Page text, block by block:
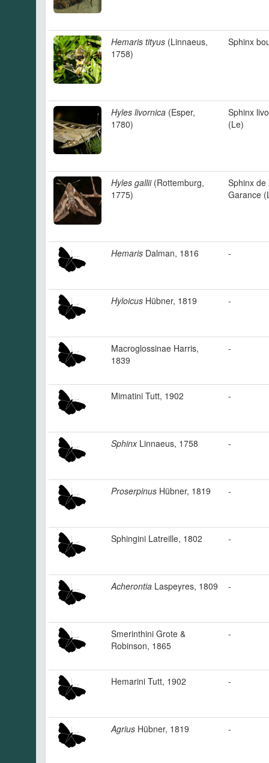
Hemaris tityus (Linnaeus,
1758)
Sphinx
Hyles livornica (Esper,
1780)
Sphinx
(Le)
Hyles gallii(Rottemburg,
1775)
Sphinx de
Garance
Hemaris Dalman, 1816 -
Hyloicus Hübner, 1819 -
Macroglossinae Harris,
1839
-
Mimatini Tutt, 1902 -
SphinxLinnaeus, 1758 -
Proserpinus Hübner, 1819 -
Sphingini Latreille, 1802 -
Acherontia Laspeyres, 1809 -
Smerinthini Grote &
Robinson, 1865
-
Hemarini Tutt, 1902 -
Agrius Hübner, 1819 -